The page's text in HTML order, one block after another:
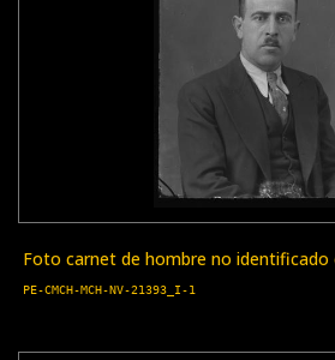
Foto carnet de hombre no
PE-CMCH-MCH-NV-21393_I-1